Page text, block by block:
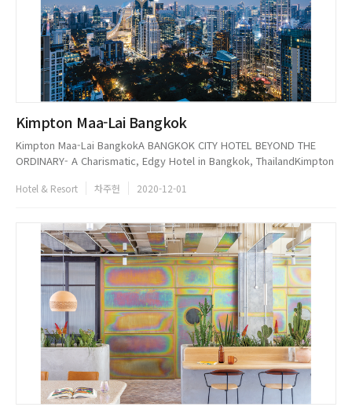
Kimpton Maa-Lai Bangkok
Kimpton Maa-Lai BangkokA BANGKOK CITY HOTEL BEYOND THE
ORDINARY- A Charismatic, Edgy Hotel in Bangkok, ThailandKimpton
리 부티크 호텔이다. 옛 불교 사원과 고층 빌딩, 푸르른 ...
Hotel & Resort 차주헌 2020-12-01